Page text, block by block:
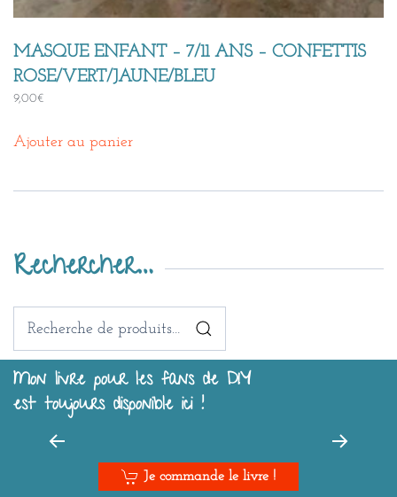
MASQUE ENFANT – 7/11 ANS – CONFETTIS
ROSE/VERT/JAUNE/BLEU
9,00€
Ajouter au panier
Rechercher…
Recherche
Mon livre pour les fans de DIY
est toujours disponible ici !
Je commande le livre !